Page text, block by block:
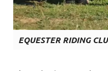
EQUESTER RIDING